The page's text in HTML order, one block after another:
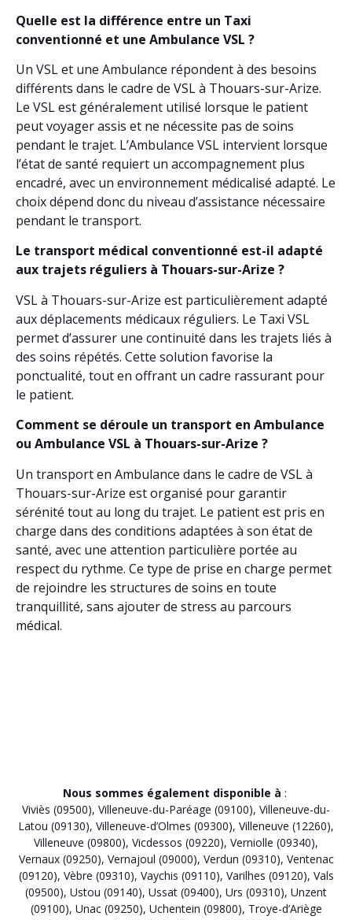
Quelle est la différence entre un Taxi
conventionné et une Ambulance VSL ?
Un VSL et une Ambulance répondent à des besoins
différents dans le cadre de VSL à Thouars-sur-Arize.
Le VSL est généralement utilisé lorsque le patient
peut voyager assis et ne nécessite pas de soins
pendant le trajet. L’Ambulance VSL intervient lorsque
l’état de santé requiert un accompagnement plus
encadré, avec un environnement médicalisé adapté. Le
choix dépend donc du niveau d’assistance nécessaire
pendant le transport.
Le transport médical conventionné est-il adapté
aux trajets réguliers à Thouars-sur-Arize ?
VSL à Thouars-sur-Arize est particulièrement adapté
aux déplacements médicaux réguliers. Le Taxi VSL
permet d’assurer une continuité dans les trajets liés à
des soins répétés. Cette solution favorise la
ponctualité, tout en offrant un cadre rassurant pour
le patient.
Comment se déroule un transport en Ambulance
ou Ambulance VSL à Thouars-sur-Arize ?
Un transport en Ambulance dans le cadre de VSL à
Thouars-sur-Arize est organisé pour garantir
sérénité tout au long du trajet. Le patient est pris en
charge dans des conditions adaptées à son état de
santé, avec une attention particulière portée au
respect du rythme. Ce type de prise en charge permet
de rejoindre les structures de soins en toute
tranquillité, sans ajouter de stress au parcours
médical.
Nous sommes également disponible à :
Viviès (09500), Villeneuve-du-Paréage (09100), Villeneuve-du-
Latou (09130), Villeneuve-d’Olmes (09300), Villeneuve (12260),
Villeneuve (09800), Vicdessos (09220), Verniolle (09340),
Vernaux (09250), Vernajoul (09000), Verdun (09310), Ventenac
(09120), Vèbre (09310), Vaychis (09110), Varilhes (09120), Vals
(09500), Ustou (09140), Ussat (09400), Urs (09310), Unzent
(09100), Unac (09250), Uchentein (09800), Troye-d’Ariège